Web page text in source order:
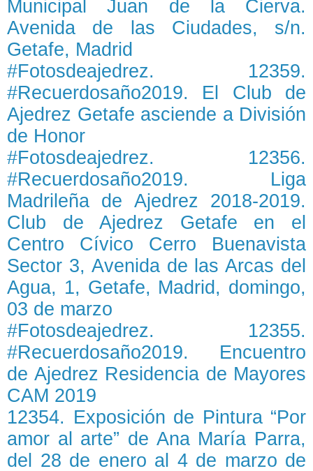
Municipal Juan de la Cierva.
Avenida de las Ciudades, s/n.
Getafe, Madrid
#Fotosdeajedrez. 12359.
#Recuerdosaño2019. El Club de
Ajedrez Getafe asciende a División
de Honor
#Fotosdeajedrez. 12356.
#Recuerdosaño2019. Liga
Madrileña de Ajedrez 2018-2019.
Club de Ajedrez Getafe en el
Centro Cívico Cerro Buenavista
Sector 3, Avenida de las Arcas del
Agua, 1, Getafe, Madrid, domingo,
03 de marzo
#Fotosdeajedrez. 12355.
#Recuerdosaño2019. Encuentro
de Ajedrez Residencia de Mayores
CAM 2019
12354. Exposición de Pintura “Por
amor al arte” de Ana María Parra,
del 28 de enero al 4 de marzo de